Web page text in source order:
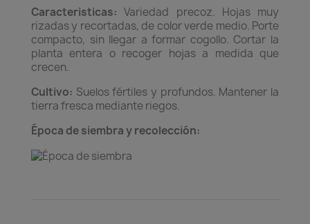
Caracteristicas: Variedad precoz. Hojas muy
rizadas y recortadas, de color verde medio. Porte
compacto, sin llegar a formar cogollo. Cortar la
planta entera o recoger hojas a medida que
crecen.
Cultivo: Suelos fértiles y profundos. Mantener la
tierra fresca mediante riegos.
Época de siembra y recolección: